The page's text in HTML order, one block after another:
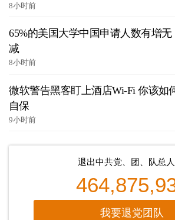
8小时前
65%的美国大学中国申请人数有增无
减
8小时前
微软警告黑客盯上酒店Wi-Fi 你该如
自保
9小时前
退出中共党、团、队总
我要退党团队